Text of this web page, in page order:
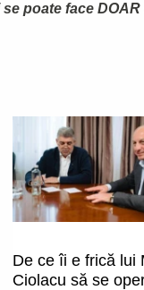
poate face
De ce îi e frică lui
Ciolacu să se